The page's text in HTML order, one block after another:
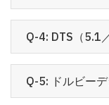
Q-4: DTS（5.1
Q-5: ドルビー